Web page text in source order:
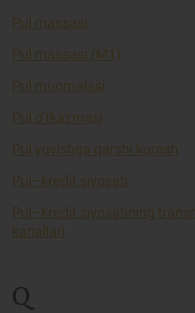
Pul massasi
Pul massasi (M1)
Pul muomalasi
Pul o’tkazmasi
Pul yuvishga qarshi kurash
Pul–kredit siyosati
Pul–kredit siyosatining
kanallari
Q